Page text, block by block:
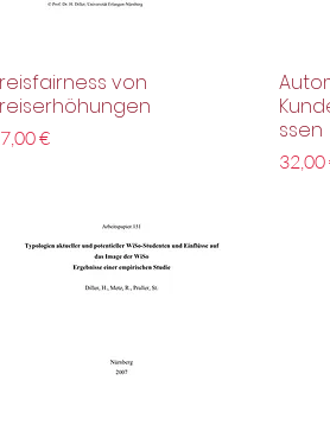
Schnellansicht
von
€
ssen
Preis
32,00